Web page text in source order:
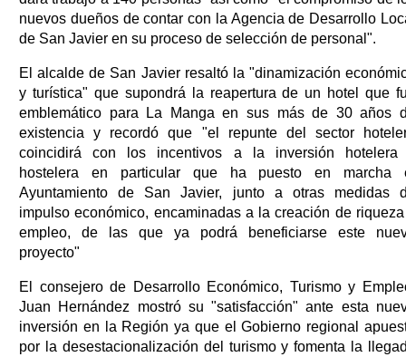
nuevos dueños de contar con la Agencia de Desarrollo
de San Javier en su proceso de selección de personal".
El alcalde de San Javier resaltó la "dinamización
y turística" que supondrá la reapertura de un hotel que
emblemático para La Manga en sus más de 30 años
existencia y recordó que "el repunte del sector
coincidirá con los incentivos a la inversión hotelera
hostelera en particular que ha puesto en marcha
Ayuntamiento de San Javier, junto a otras medidas
impulso económico, encaminadas a la creación de
empleo, de las que ya podrá beneficiarse este
proyecto"
El consejero de Desarrollo Económico, Turismo y
Juan Hernández mostró su "satisfacción" ante esta
inversión en la Región ya que el Gobierno regional
por la desestacionalización del turismo y fomenta la